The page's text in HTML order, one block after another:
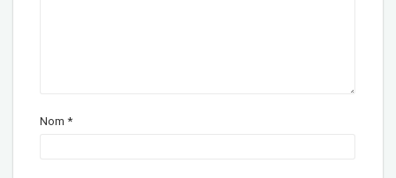
Nom *